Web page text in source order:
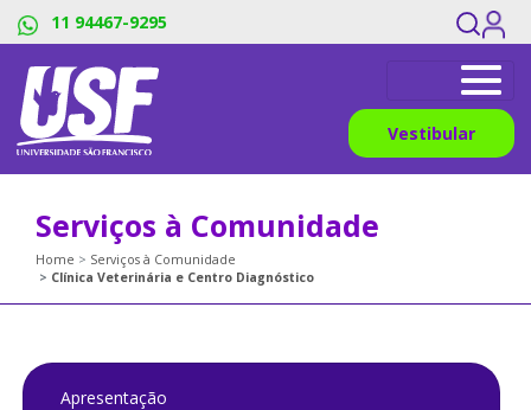
11 94467-9295
Vestibular
Serviços à Comunidade
Home
Serviços à Comunidade
Clínica Veterinária e Centro Diagnóstico
Apresentação